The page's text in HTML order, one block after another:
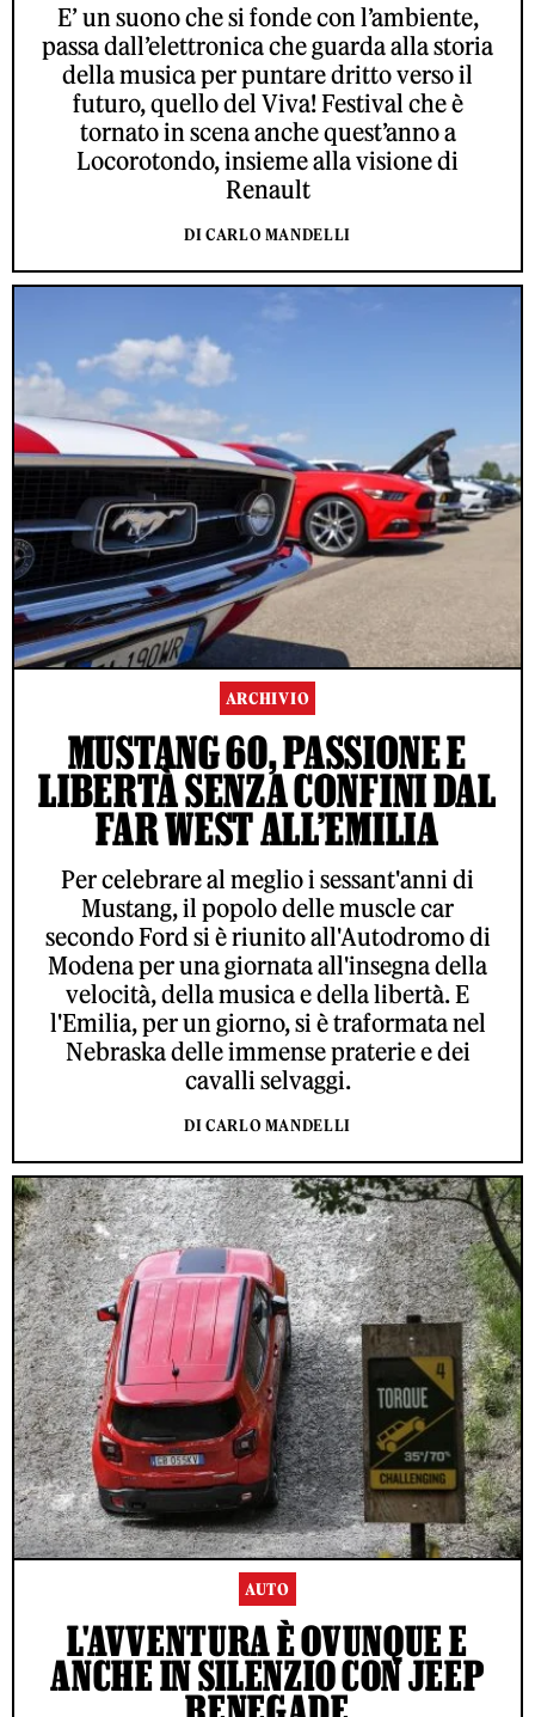
E’ un suono che si fonde con l’ambiente,
passa dall’elettronica che guarda alla storia
della musica per puntare dritto verso il
futuro, quello del Viva! Festival che è
tornato in scena anche quest’anno a
Locorotondo, insieme alla visione di
Renault
DI CARLO MANDELLI
ARCHIVIO
MUSTANG 60, PASSIONE E
LIBERTÀ SENZA CONFINI DAL
FAR WEST ALL’EMILIA
Per celebrare al meglio i sessant'anni di
Mustang, il popolo delle muscle car
secondo Ford si è riunito all'Autodromo di
Modena per una giornata all'insegna della
velocità, della musica e della libertà. E
l'Emilia, per un giorno, si è traformata nel
Nebraska delle immense praterie e dei
cavalli selvaggi.
DI CARLO MANDELLI
AUTO
L'AVVENTURA È OVUNQUE E
ANCHE IN SILENZIO CON JEEP